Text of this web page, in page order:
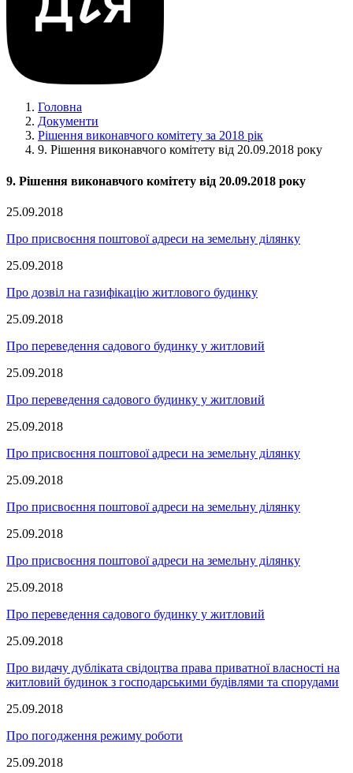
Головна
Документи
Рішення виконавчого комітету за 2018 рік
9. Рішення виконавчого комітету від 20.09.2018 року
9. Рішення виконавчого комітету від 20.09.2018 року
25.09.2018
Про присвоєння поштової адреси на земельну ділянку
25.09.2018
Про дозвіл на газифікацію житлового будинку
25.09.2018
Про переведення садового будинку у житловий
25.09.2018
Про переведення садового будинку у житловий
25.09.2018
Про присвоєння поштової адреси на земельну ділянку
25.09.2018
Про присвоєння поштової адреси на земельну ділянку
25.09.2018
Про присвоєння поштової адреси на земельну ділянку
25.09.2018
Про переведення садового будинку у житловий
25.09.2018
Про видачу дубліката свідоцтва права приватної власності на
житловий будинок з господарськими будівлями та спорудами
25.09.2018
Про погодження режиму роботи
25.09.2018